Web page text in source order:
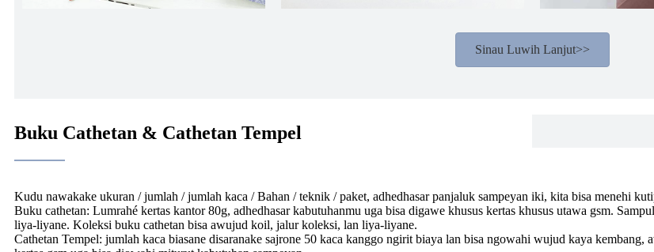
Sinau Luwih Lanjut>>
Buku Cathetan & Cathetan Tempel
Kudu nawakake ukuran / jumlah / jumlah kaca / Bahan / teknik / paket, adhedhasar panjaluk sampeyan iki, kita bisa menehi
Buku cathetan: Lumrahé kertas kantor 80g, adhedhasar kabutuhanmu uga bisa digawe khusus kertas khusus utawa gsm.
liya-liyane. Koleksi buku cathetan bisa awujud koil, jalur koleksi, lan liya-liyane.
Cathetan Tempel: jumlah kaca biasane disaranake sajrone 50 kaca kanggo ngirit biaya lan bisa ngowahi wujud kaya